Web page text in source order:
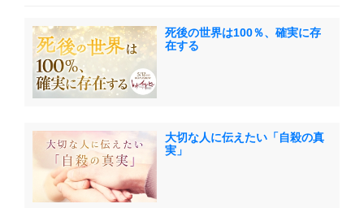
死後の世界は100％、確実に存
在する
大切な人に伝えたい「自殺の真
実」